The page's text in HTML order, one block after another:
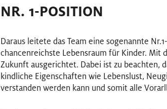
NR. 1-POSITION
Daraus leitete das Team eine sogenannte
chancenreichste Lebensraum für Kinder. Mit
Zukunft ausgerichtet. Dabei ist zu beachten,
kindliche Eigenschaften wie Lebenslust,
verstanden werden kann und somit alle